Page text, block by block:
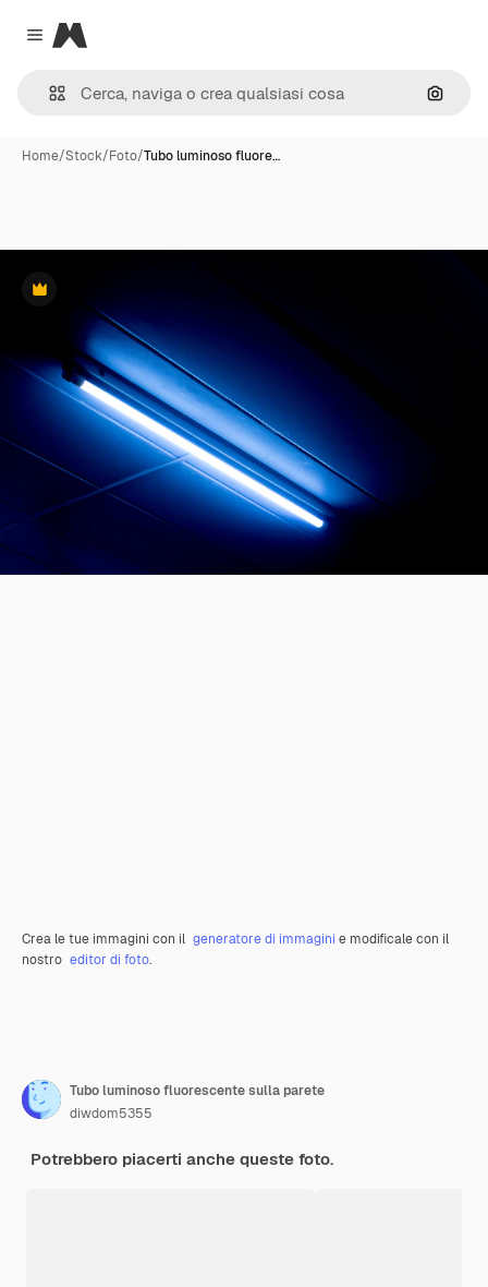
Close menu
Magnific
Cerca
Home/Stock/Foto/Tubo luminoso fluore…
Premium
Crea le tue immagini con il generatore di immagini e modificale con il
nostro editor di foto.
Tubo luminoso fluorescente sulla parete
diwdom5355
Potrebbero piacerti anche queste foto.